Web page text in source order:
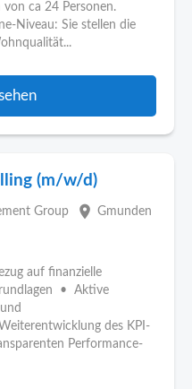
ca 24 Personen.
Niveau: Sie stellen die
(m/w/d)
Group place Gmunden
auf finanzielle
• Aktive
des KPI-
Performance-